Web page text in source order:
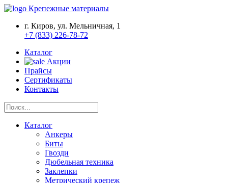
Крепежные материалы
г. Киров, ул. Мельничная, 1
+7 (833) 226-78-72
Каталог
Акции
Прайсы
Сертификаты
Контакты
Каталог
Анкеры
Биты
Гвозди
Дюбельная техника
Заклепки
Метрический крепеж